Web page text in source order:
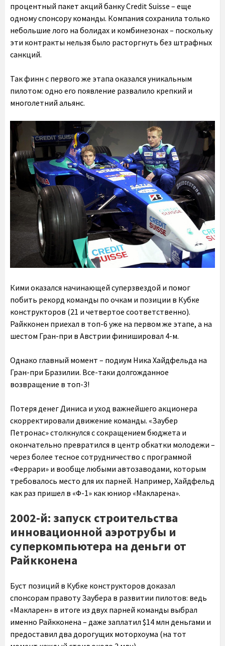
процентный пакет акций банку Credit Suisse – еще
одному спонсору команды. Компания сохранила только
небольшие лого на болидах и комбинезонах – поскольку
эти контракты нельзя было расторгнуть без штрафных
санкций.
Так финн с первого же этапа оказался уникальным
пилотом: одно его появление развалило крепкий и
многолетний альянс.
Кими оказался начинающей суперзвездой и помог
побить рекорд команды по очкам и позиции в Кубке
конструкторов (21 и четвертое соответственно).
Райкконен приехал в топ-6 уже на первом же этапе, а на
шестом Гран-при в Австрии финишировал 4-м.
Однако главный момент – подиум Ника Хайдфельда на
Гран-при Бразилии. Все-таки долгожданное
возвращение в топ-3!
Потеря денег Диниса и уход важнейшего акционера
скорректировали движение команды. «Заубер
Петронас» столкнулся с сокращением бюджета и
окончательно превратился в центр обкатки молодежи –
через более тесное сотрудничество с программой
«Феррари» и вообще любыми автозаводами, которым
требовалось место для их парней. Например, Хайдфельд
как раз пришел в «Ф-1» как юниор «Макларена».
2002-й: запуск строительства
инновационной аэротрубы и
суперкомпьютера на деньги от
Райкконена
Буст позиций в Кубке конструкторов доказал
спонсорам правоту Заубера в развитии пилотов: ведь
«Макларен» в итоге из двух парней команды выбрал
именно Райкконена – даже заплатил $14 млн деньгами и
предоставил два дорогущих моторхоума (на тот